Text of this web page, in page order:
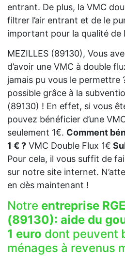
entrant. De plus, la VMC
filtrer l’air entrant et de le
important pour la qualité de
MEZILLES (89130), Vous
d’avoir une VMC à double
jamais pu vous le permettre
possible grâce à la
(89130) ! En effet, si vous
pouvez bénéficier d’une
seulement 1€. Comment
1 € ? VMC Double Flux 1€
Pour cela, il vous suffit de
sur notre site internet.
en dès maintenant !
Notre entreprise
(89130): aide du
1 euro dont peuvent
ménages à revenus